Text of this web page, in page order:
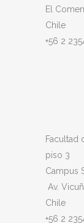
El
Chile
+56 2
Facultad
piso 3
Campus
Av.
Chile
+56 2